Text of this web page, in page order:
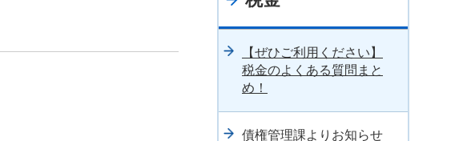
【ぜひご利用ください】
税金のよくある質問まと
め！
債権管理課よりお知らせ